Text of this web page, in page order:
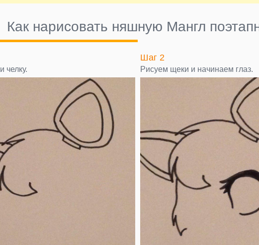
Как нарисовать няшную Мангл
челку.
Шаг 2
Рисуем щеки и начинаем глаз.